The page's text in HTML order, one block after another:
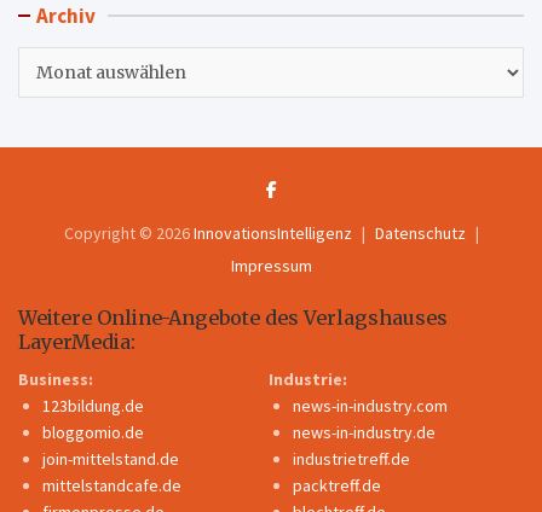
Archiv
Copyright © 2026InnovationsIntelligenz
Datenschutz
Impressum
Weitere Online-Angebote des Verlagshauses
LayerMedia:
Business:
123bildung.de
bloggomio.de
join-mittelstand.de
mittelstandcafe.de
Industrie:
news-in-industry.com
news-in-industry.de
industrietreff.de
packtreff.de